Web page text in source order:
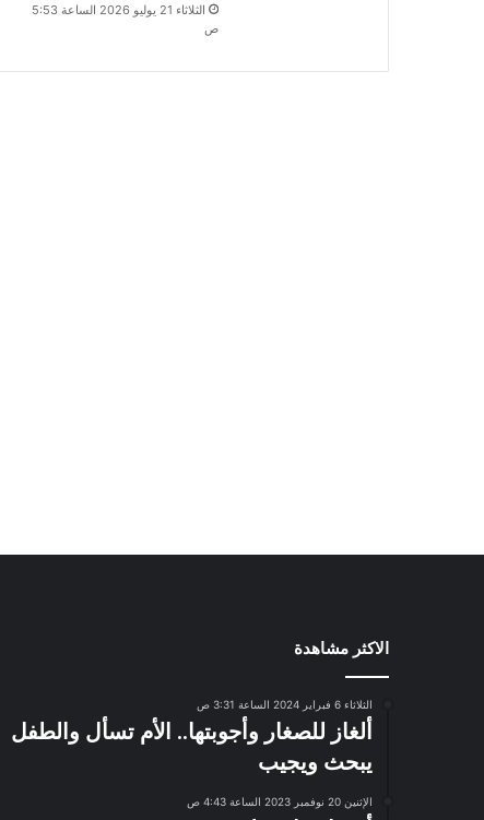
الثلاثاء 21 يوليو 2026 الساعة 5:53
ص
الاكثر مشاهدة
الثلاثاء 6 فبراير 2024 الساعة 3:31 ص
ألغاز للصغار وأجوبتها.. الأم تسأل والطفل
يبحث ويجيب
الإثنين 20 نوفمبر 2023 الساعة 4:43 ص